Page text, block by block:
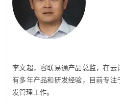
李文超，容联易通产品总监，在
有多年产品和研发经验，目前专
发管理工作。